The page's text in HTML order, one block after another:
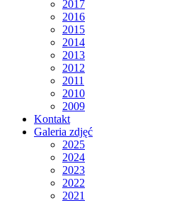
2017
2016
2015
2014
2013
2012
2011
2010
2009
Kontakt
Galeria zdjęć
2025
2024
2023
2022
2021